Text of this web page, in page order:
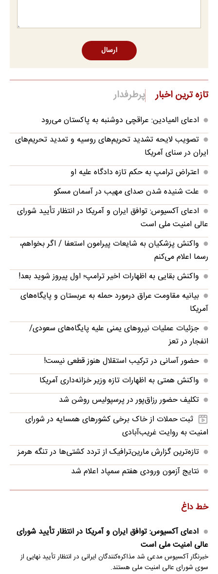
ارسال
تازه ترین اخبار پرطرفدار
ادعای المیادین: عراقچی دوشنبه به پاکستان می‌رود
تصویب لایحه تشدید تحریم‌های روسیه و تمدید تحریم‌های
ایران در سنای آمریکا
اعتراض ترامپ به حکم تازه دادگاه علیه او
علت شنیده شدن صدای مهیب در آسمان مسکو
ادعای آکسیوس: توافق ایران و آمریکا در انتظار تأیید شورای
عالی امنیت ملی است
واکنش پزشکیان به شایعات پیرامون استعفا / اگر بخواهم،
رسما اعلام می‌کنم
واکنش بقایی به اظهارات اخیر ترامپ؛ اول پیروز شوید بعد!
بیانیه مقاومت عراق درمورد حمله به عربستان و پایگاه‌های
آمریکا
جزئیات عملیات نیروهای یمنی علیه پایگاه‌های سعودی/
انفجار در تعز
حضور آسانی در ترکیب استقلال هنوز قطعی نیست!
واکنش همتی به اظهارات تازه وزیر خزانه‌داری آمریکا
تکلیف حضور رزاق‌پور در پرسپولیس روشن شد
ثبت حملات از خاک برخی کشورهای همسایه در شورای
امنیت به روایت غریب‌آبادی
تازه‌ترین گزارش مارین‌ترافیک از تردد کشتی‌ها در تنگه هرمز
نتایج آزمون ورودی هفتم سمپاد اعلام شد
خط داغ
ادعای آکسیوس: توافق ایران و آمریکا در انتظار تأیید شورای
عالی امنیت ملی است
خبرنگار آکسیوس مدعی شد مذاکره‌کنندگان ایرانی در انتظار تأیید نهایی از
سوی شورای عالی امنیت ملی هستند.